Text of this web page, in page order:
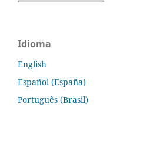
Idioma
English
Español (España)
Português (Brasil)